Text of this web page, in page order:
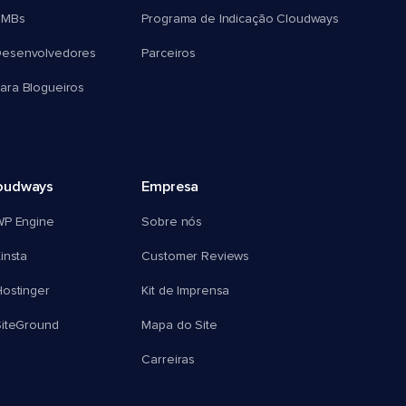
Blogueiros
Programa de Indicação Cloudways
Parceiros
Engine
Empresa
Sobre nós
Customer Reviews
Kit de Imprensa
Mapa do Site
Carreiras